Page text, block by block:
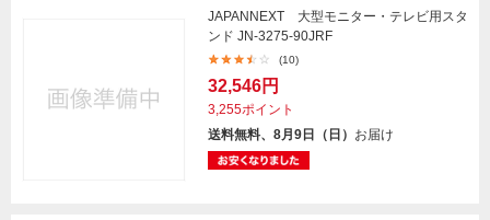
JAPANNEXT 大型モニター・テレビ用スタ
ンド JN-3275-90JRF
(10)
32,546円
3,255ポイント
送料無料、8月9日（日） お届け